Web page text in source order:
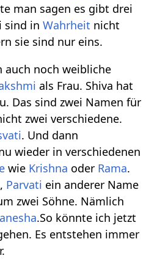
man sagen es gibt drei
sind inWahrheit nicht
sie sind nur eins.
auch noch weibliche
als Frau. Shiva hat
Das sind zwei Namen für
zwei verschiedene.
. Und dann
wieder in verschiedenen
wie Krishna oder Rama.
Parvati ein anderer Name
zwei Söhne. Nämlich
.So könnte ich jetzt
Es entstehen immer